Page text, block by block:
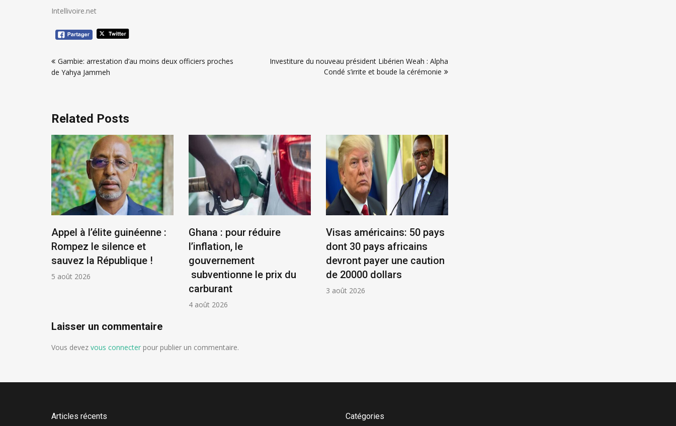
Intellivoire.net
deGambie: arrestation d’au moins deux officiers proches
de Yahya Jammeh
Investiture du nouveau président Libérien Weah : Alpha
Condé s’irrite et boude la cérémonie
Related Posts
Appel à l’élite guinéenne :
Rompez le silence et
sauvez la République !
5 août 2026
Ghana : pour réduire
l’inflation, le
gouvernement
subventionne le prix du
carburant
4 août 2026
Visas américains: 50 pays
dont 30 pays africains
devront payer une caution
de 20000 dollars
3 août 2026
Laisser un commentaire
Vous devez vous connecter pour publier un commentaire.
Articles récents Catégories